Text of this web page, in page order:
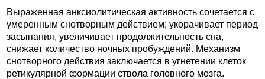
Выраженная анксиолитическая активность сочетается с
умеренным снотворным действием; укорачивает период
засыпания, увеличивает продолжительность сна,
снижает количество ночных пробуждений. Механизм
снотворного действия заключается в угнетении клеток
ретикулярной формации ствола головного мозга.